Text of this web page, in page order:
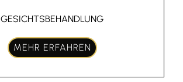
GESICHTSBEHANDLUNG
MEHR ERFAHREN